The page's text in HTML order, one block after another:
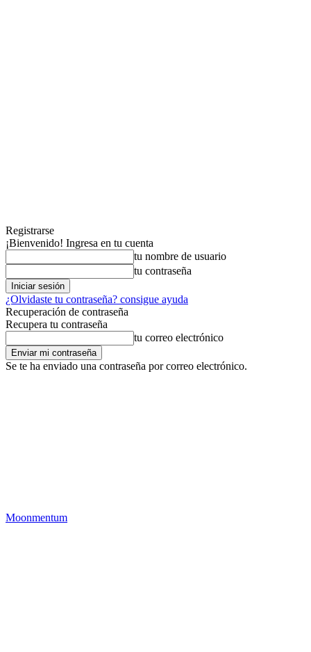
Registrarse
¡Bienvenido! Ingresa en tu cuenta
tu nombre de usuario
tu contraseña
¿Olvidaste tu contraseña? consigue ayuda
Recuperación de contraseña
Recupera tu contraseña
tu correo electrónico
Se te ha enviado una contraseña por correo electrónico.
Moonmentum